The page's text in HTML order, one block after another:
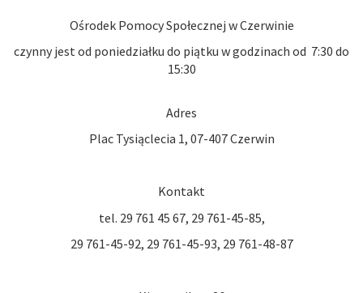
Ośrodek Pomocy Społecznej w Czerwinie
czynny jest od poniedziałku do piątku w godzinach od 7:30 do
15:30
Adres
Plac Tysiąclecia 1, 07-407 Czerwin
Kontakt
tel. 29 761 45 67, 29 761-45-85,
29 761-45-92, 29 761-45-93, 29 761-48-87